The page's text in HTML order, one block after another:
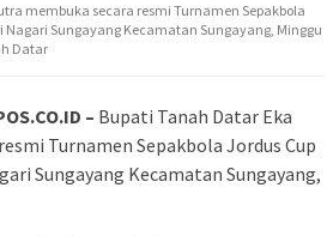
membuka secara resmi Turnamen Sepakbola
Nagari Sungayang Kecamatan Sungayang, Minggu
Datar
– Bupati Tanah Datar Eka
Turnamen Sepakbola Jordus Cup
Sungayang Kecamatan Sungayang,